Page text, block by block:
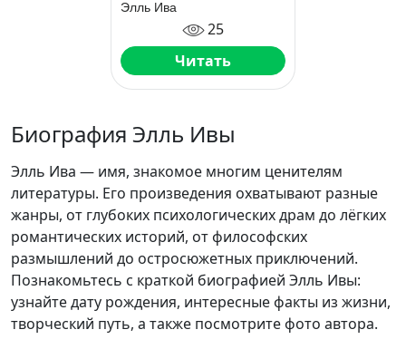
Элль Ива
25
Читать
Биография Элль Ивы
Элль Ива — имя, знакомое многим ценителям
литературы. Его произведения охватывают разные
жанры, от глубоких психологических драм до лёгких
романтических историй, от философских
размышлений до остросюжетных приключений.
Познакомьтесь с краткой биографией Элль Ивы:
узнайте дату рождения, интересные факты из жизни,
творческий путь, а также посмотрите фото автора.